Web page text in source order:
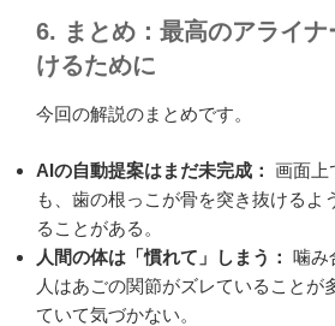
6. まとめ：最高のアライナ
けるために
今回の解説のまとめです。
AIの自動提案はまだ未完成： 画面上
も、歯の根っこが骨を突き抜けるよ
ることがある。
人間の体は「慣れて」しまう： 噛み
人はあごの関節がズレていることが
ていて気づかない。